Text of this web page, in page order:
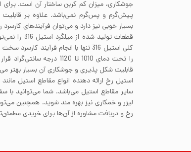
پیش‌گرم و پس‌گرم نمی‌باشد. علاوه بر
بسیار خوبی نیز دارد و می‌توان فرآیندهای کارسرد
قطعات
قابلیت شکل پذیری و جوشکاری آن بسیار بهتر
استیل رخ ارائه دهنده انواع مقاطع استیل
سایر مقاطع استیل می‌باشد. شما می‌توانید با
لیزر و خمکاری نیز بهره مند شوید. همچنین
رخ و دریافت مشاوره از آن‌ها برای خریدی